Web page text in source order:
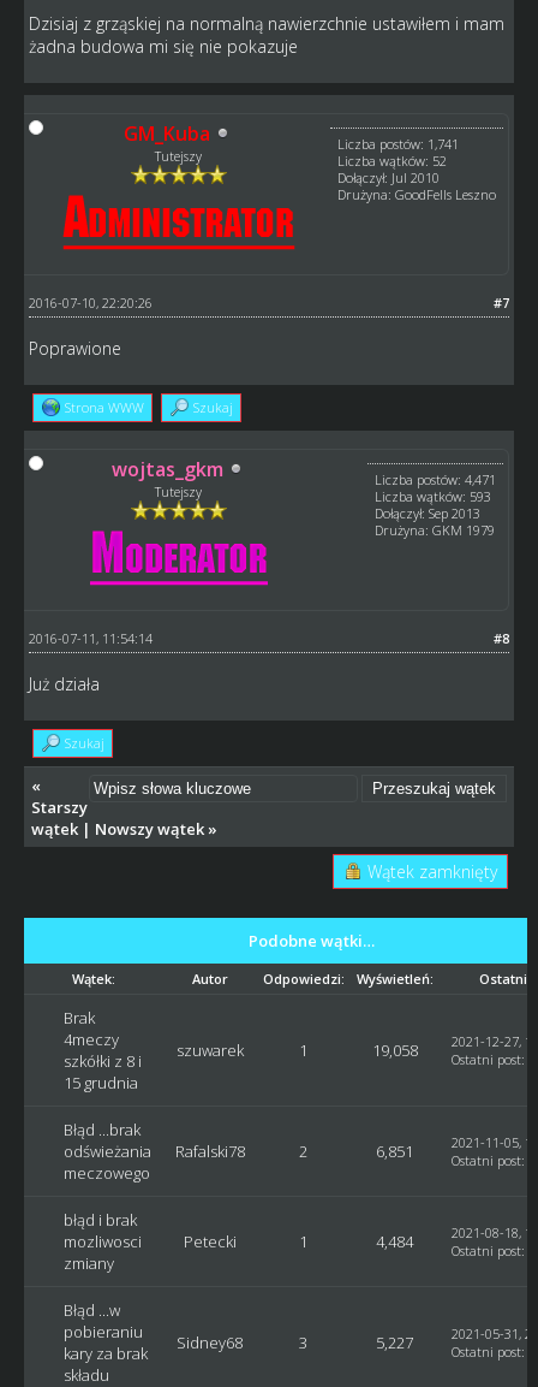
Dzisiaj z grząskiej na normalną nawierzchnie ustawiłem i mam
żadna budowa mi się nie pokazuje
GM_Kuba
Tutejszy
Liczba postów: 1,741
Liczba wątków: 52
Dołączył: Jul 2010
Drużyna: GoodFells Leszno
#7
2016-07-10, 22:20:26
Poprawione
Strona WWW Szukaj
wojtas_gkm
Tutejszy
Liczba postów: 4,471
Liczba wątków: 593
Dołączył: Sep 2013
Drużyna: GKM 1979
#8
2016-07-11, 11:54:14
Już działa
Szukaj
«
Starszy
wątek| Nowszy wątek»
Wątek zamknięty
Podobne wątki…
Wątek: Autor Odpowiedzi: Wyświetleń: Ostatni
Brak
4meczy
szkółki z 8 i
15 grudnia
szuwarek 1 19,058
2021-12-27,
Ostatni post:
Błąd ...brak
odświeżania
meczowego
Rafalski78 2 6,851
2021-11-05,
Ostatni post:
błąd i brak
mozliwosci
zmiany
Petecki 1 4,484
2021-08-18,
Ostatni post:
Błąd ...w
pobieraniu
kary za brak
składu
Sidney68 3 5,227
2021-05-31,
Ostatni post: